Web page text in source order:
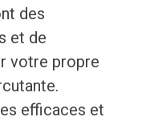
des
et de
votre propre
efficaces et